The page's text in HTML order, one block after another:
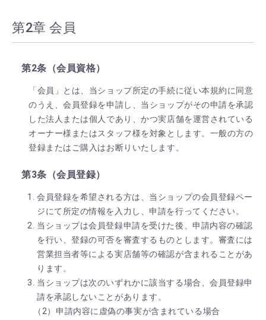
第2章 会員
第2条（会員資格）
「会員」とは、当ショップ所定の手続に従い本規約に同意
のうえ、会員登録を申請し、当ショップがその申請を承認
した法人または個人であり、かつ実店舗を運営されている
オーナー様またはスタッフ様を対象とします。一般の方の
登録またはご購入はお断りいたします。
第3条（会員登録）
会員登録を希望される方は、当ショップの会員登録ペー
ジにて所定の情報を入力し、申請を行ってください。
当ショップは会員登録申請を受けた後、申請内容の確認
を行い、登録の可否を審査するものとします。審査には
営業担当者等による実店舗等の確認が含まれることがあ
ります。
当ショップは次のいずれかに該当する場合、会員登録申
請を承認しないことがあります。
申請内容に虚偽の事実が含まれている場合